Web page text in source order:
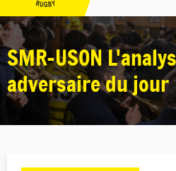
SMR-USON
adversaire du jour